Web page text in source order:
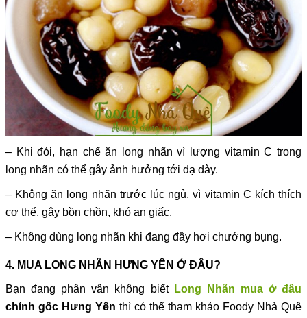
– Khi đói, hạn chế ăn long nhãn vì lượng vitamin C trong
long nhãn có thể gây ảnh hưởng tới dạ dày.
– Không ăn long nhãn trước lúc ngủ, vì vitamin C kích thích
cơ thể, gây bồn chồn, khó an giấc.
– Không dùng long nhãn khi đang đầy hơi chướng bụng.
4. MUA LONG NHÃN HƯNG YÊN Ở ĐÂU?
Bạn đang phân vân không biết Long Nhãn mua ở đâu
chính gốc Hưng Yên thì có thể tham khảo Foody Nhà Quê